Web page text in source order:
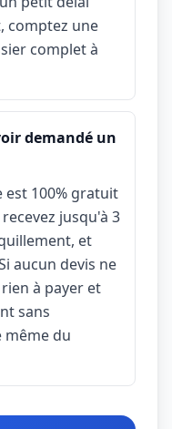
comptez une
complet à
demandé un
est 100% gratuit
jusqu'à 3
et
aucun devis ne
à payer et
sans
même du